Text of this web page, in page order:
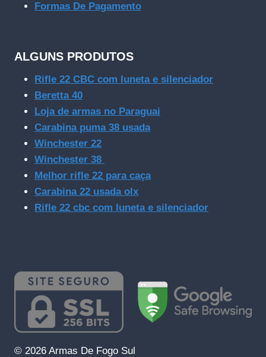
Formas De Pagamento
ALGUNS PRODUTOS
Rifle 22 CBC com luneta e silenciador
Beretta 40
Loja de armas no Paraguai
Carabina puma 38 usada
Winchester 22
Winchester 38
Melhor rifle 22 para caça
Carabina 22 usada olx
Rifle 22 cbc com luneta e silenciador
© 2026 Armas De Fogo Sul